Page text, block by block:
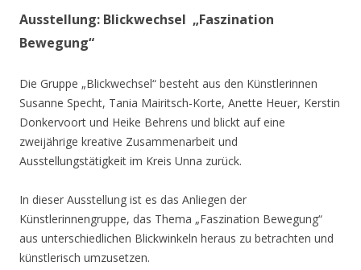
Ausstellung: Blickwechsel „Faszination
Bewegung“
Die Gruppe „Blickwechsel“ besteht aus den Künstlerinnen
Susanne Specht, Tania Mairitsch-Korte, Anette Heuer, Kerstin
Donkervoort und Heike Behrens und blickt auf eine
zweijährige kreative Zusammenarbeit und
Ausstellungstätigkeit im Kreis Unna zurück.
In dieser Ausstellung ist es das Anliegen der
Künstlerinnengruppe, das Thema „Faszination Bewegung“
aus unterschiedlichen Blickwinkeln heraus zu betrachten und
künstlerisch umzusetzen.